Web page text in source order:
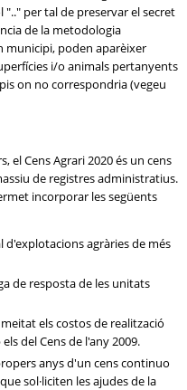
per tal de preservar el secret
de la metodologia
municipi, poden aparèixer
i/o animals pertanyents
on no correspondria (vegeu
el Cens Agrari 2020 és un cens
de registres administratius.
incorporar les següents
agràries de més
de resposta de les unitats
els costos de realització
del Cens de l'any 2009.
anys d'un cens continuo
sol·liciten les ajudes de la